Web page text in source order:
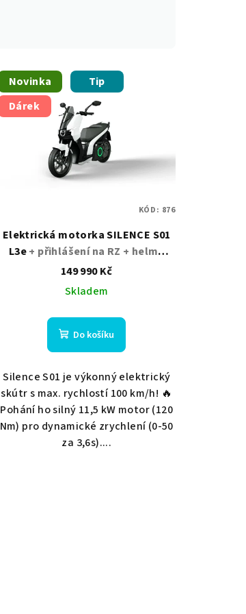
Novinka
Tip
Dárek
Elektrická motorka SILENCE S01
L3e+ přihlášení na RZ + helma
nebo kufr jako dárek
149 990 Kč
Skladem
Do košíku
Silence S01 je výkonný elektrický
skútr s max. rychlostí 100 km/h! 🔥
Pohání ho silný 11,5 kW motor (120
Nm) pro dynamické zrychlení (0-50
za 3,6s)....
KÓD: 876